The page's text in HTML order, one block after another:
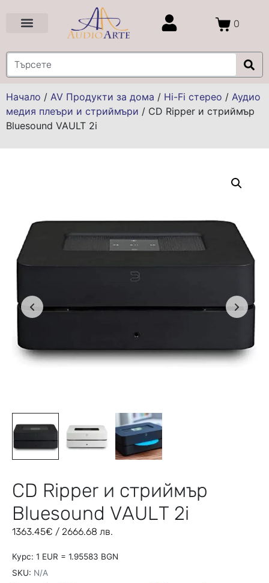
0
Начало / AV Продукти за дома / Hi-Fi стерео / Аудио
медия плеъри и стриймъри / CD Ripper и стриймър
Bluesound VAULT 2i
CD Ripper и стриймър
Bluesound VAULT 2i
1363.45€ / 2666.68 лв.
Курс: 1 EUR = 1.95583 BGN
SKU: N/A